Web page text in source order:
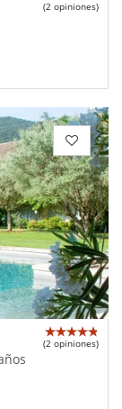
(2 opiniones)
(2 opiniones)